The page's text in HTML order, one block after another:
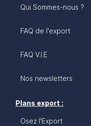
Qui Sommes-nous ?
FAQ de l'export
FAQ V.I.E
Nos newsletters
Plans export :
Osez l'Export